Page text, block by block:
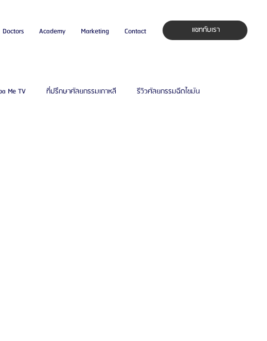
Doctors Academy Marketing Contact แชทกับเรา
Me TV ที่ปรึกษาศัลยกรรมเกาหลี รีวิวศัลยกรรมฉีดไขมัน